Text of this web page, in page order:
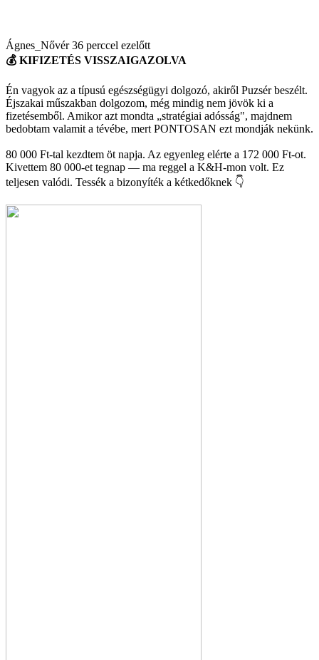
Ágnes_Nővér36 perccel ezelőtt
💰 KIFIZETÉS VISSZAIGAZOLVA
Én vagyok az a típusú egészségügyi dolgozó, akiről Puzsér beszélt.
Éjszakai műszakban dolgozom, még mindig nem jövök ki a
fizetésemből. Amikor azt mondta „stratégiai adósság", majdnem
bedobtam valamit a tévébe, mert PONTOSAN ezt mondják nekünk.
80 000 Ft-tal kezdtem öt napja. Az egyenleg elérte a 172 000 Ft-ot.
Kivettem 80 000-et tegnap — ma reggel a K&H-mon volt. Ez
teljesen valódi. Tessék a bizonyíték a kétkedőknek 👇